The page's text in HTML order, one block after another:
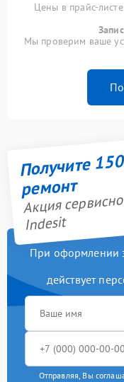
Цены в прайс-
Мы проверим ваше
Получите
ремонт
Акция
Indesit
При оформлении
действует
Отправляя, Вы